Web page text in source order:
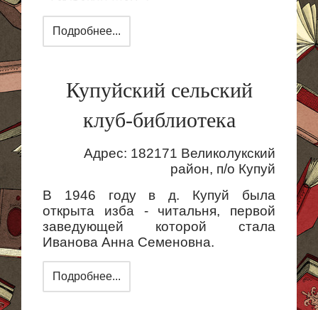
Подробнее...
Купуйский сельский
клуб-библиотека
Адрес: 182171 Великолукский
район, п/о Купуй
В 1946 году в д. Купуй была
открыта изба - читальня, первой
заведующей которой стала
Иванова Анна Семеновна.
Подробнее...